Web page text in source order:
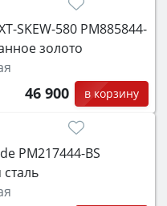
SKEW-580 PM885844-
золото
46 900 в корзину
PM217444-BS